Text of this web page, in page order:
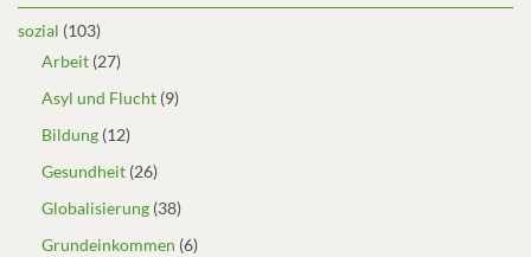
sozial (103)
Arbeit (27)
Asyl und Flucht (9)
Bildung (12)
Gesundheit (26)
Globalisierung (38)
Grundeinkommen (6)